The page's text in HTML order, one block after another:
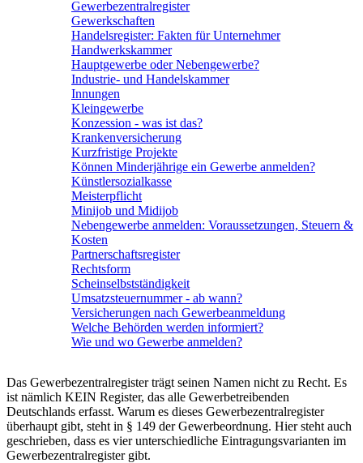
Gewerbezentralregister
Gewerkschaften
Handelsregister: Fakten für Unternehmer
Handwerkskammer
Hauptgewerbe oder Nebengewerbe?
Industrie- und Handelskammer
Innungen
Kleingewerbe
Konzession - was ist das?
Krankenversicherung
Kurzfristige Projekte
Können Minderjährige ein Gewerbe anmelden?
Künstlersozialkasse
Meisterpflicht
Minijob und Midijob
Nebengewerbe anmelden: Voraussetzungen, Steuern &
Kosten
Partnerschaftsregister
Rechtsform
Scheinselbstständigkeit
Umsatzsteuernummer - ab wann?
Versicherungen nach Gewerbeanmeldung
Welche Behörden werden informiert?
Wie und wo Gewerbe anmelden?
Das Gewerbezentralregister trägt seinen Namen nicht zu Recht. Es
ist nämlich KEIN Register, das alle Gewerbetreibenden
Deutschlands erfasst. Warum es dieses Gewerbezentralregister
überhaupt gibt, steht in § 149 der Gewerbeordnung. Hier steht auch
geschrieben, dass es vier unterschiedliche Eintragungsvarianten im
Gewerbezentralregister gibt.